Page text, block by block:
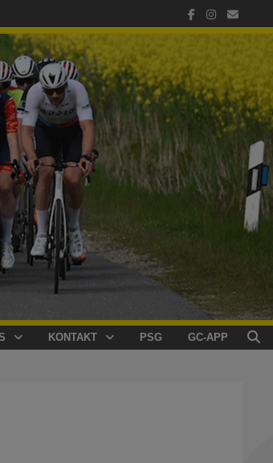
KONTAKT PSG GC-APP